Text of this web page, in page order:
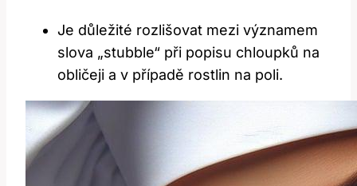
Je důležité rozlišovat mezi významem
slova „stubble“ při popisu chloupků na
obličeji a v případě rostlin na poli.